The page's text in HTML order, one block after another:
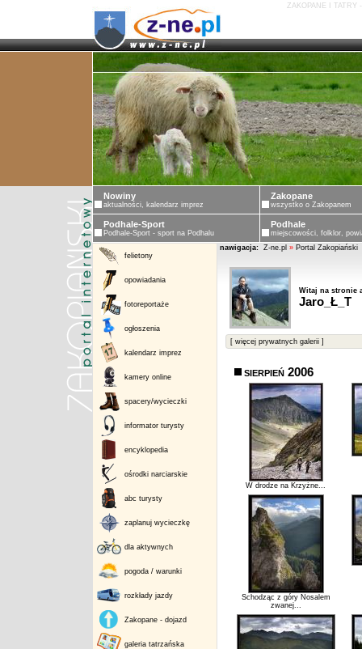
ZAKOPANE I TATRY
Nowiny
aktualności, kalendarz imprez
Zakopane
wszystko o Zakopanem
Podhale-Sport
Podhale-Sport - sport na Podhalu
Podhale
miejscowości, folklor,
felietony
opowiadania
fotoreportaże
ogłoszenia
kalendarz imprez
kamery online
spacery/wycieczki
informator turysty
encyklopedia
ośrodki narciarskie
abc turysty
zaplanuj wycieczkę
dla aktywnych
pogoda / warunki
rozkłady jazdy
Zakopane - dojazd
galeria tatrzańska
nawigacja: Z-ne.pl » Portal Zakopiański
Witaj na stronie
Jaro_Ł_T
[ więcej prywatnych galerii ]
sierpień 2006
W drodze na Krzyżne...
Schodząc z góry Nosalem
zwanej...